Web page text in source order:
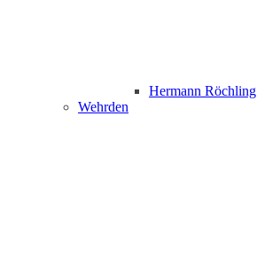
Hermann Röchling
Wehrden